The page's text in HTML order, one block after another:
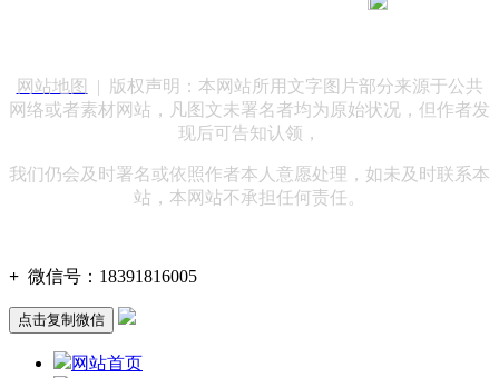
网站地图
| 版权声明：本网站所用文字图片部分来源于公共
网络或者素材网站，凡图文未署名者均为原始状况，但作者发
现后可告知认领，
我们仍会及时署名或依照作者本人意愿处理，如未及时联系本
站，本网站不承担任何责任。
+ 微信号： 18391816005
点击复制微信
网站首页